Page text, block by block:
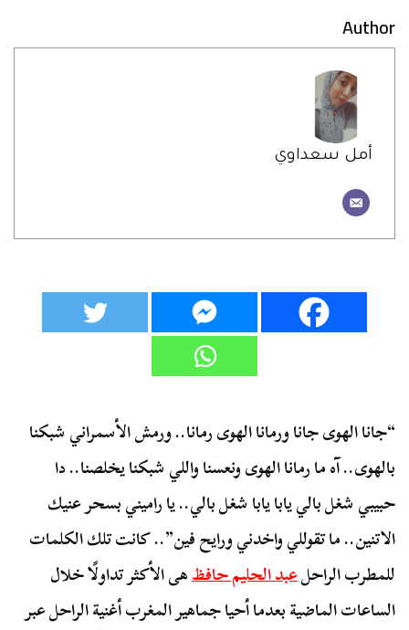
Author
أمل سعداوي
“جانا الهوى جانا ورمانا الهوى رمانا.. ورمش الأسمراني شبكنا
بالهوى.. آه ما رمانا الهوى ونعسنا واللي شبكنا يخلصنا.. دا
حبيبي شغل بالي يابا يابا شغل بالي.. يا راميني بسحر عنيك
الاتنين.. ما تقوللي واخدني ورايح فين”.. كانت تلك الكلمات
للمطرب الراحلعبد الحليم حافظهى الأكثر تداولًا خلال
الساعات الماضية بعدما أحيا جماهير المغرب أغنية الراحل عبر